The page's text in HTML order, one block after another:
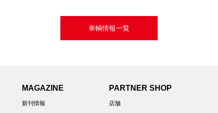
車輌情報一覧
MAGAZINE
新刊情報
PARTNER SHOP
店舗